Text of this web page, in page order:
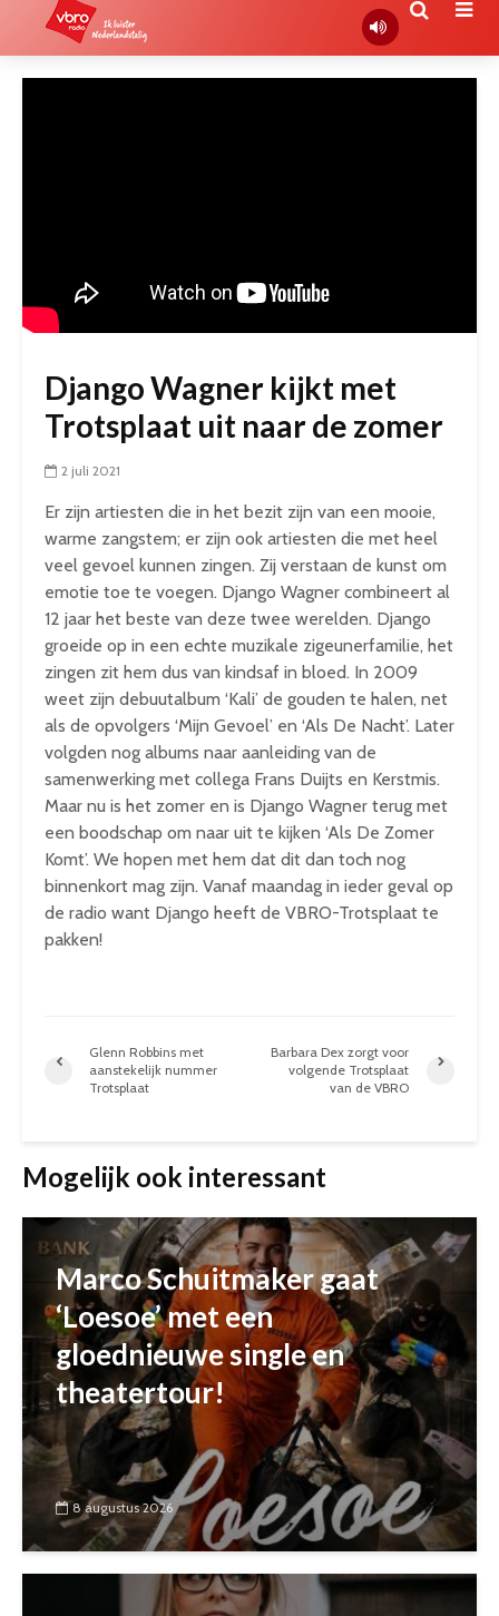
Django Wagner kijkt met
Trotsplaat uit naar de zomer
2 juli 2021
Er zijn artiesten die in het bezit zijn van een mooie,
warme zangstem; er zijn ook artiesten die met heel
veel gevoel kunnen zingen. Zij verstaan de kunst om
emotie toe te voegen. Django Wagner combineert al
12 jaar het beste van deze twee werelden. Django
groeide op in een echte muzikale zigeunerfamilie, het
zingen zit hem dus van kindsaf in bloed. In 2009
weet zijn debuutalbum ‘Kali’ de gouden te halen, net
als de opvolgers ‘Mijn Gevoel’ en ‘Als De Nacht’. Later
volgden nog albums naar aanleiding van de
samenwerking met collega Frans Duijts en Kerstmis.
Maar nu is het zomer en is Django Wagner terug met
een boodschap om naar uit te kijken ‘Als De Zomer
Komt’. We hopen met hem dat dit dan toch nog
binnenkort mag zijn. Vanaf maandag in ieder geval op
de radio want Django heeft de VBRO-Trotsplaat te
pakken!
Glenn Robbins met
aanstekelijk nummer
Trotsplaat
Barbara Dex zorgt voor
volgende Trotsplaat
van de VBRO
Mogelijk ook interessant
Marco Schuitmaker gaat
‘Loesoe’ met een
gloednieuwe single en
theatertour!
8 augustus 2026